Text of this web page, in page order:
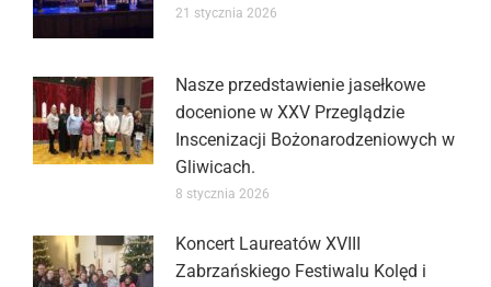
21 stycznia 2026
Nasze przedstawienie jasełkowe
docenione w XXV Przeglądzie
Inscenizacji Bożonarodzeniowych w
Gliwicach.
8 stycznia 2026
Koncert Laureatów XVIII
Zabrzańskiego Festiwalu Kolęd i